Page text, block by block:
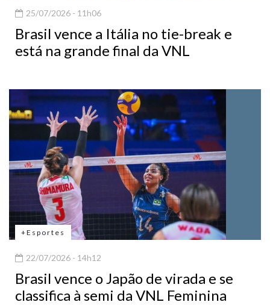
25/07/2026 - 11h06
Brasil vence a Itália no tie-break e
está na grande final da VNL
+Esportes
22/07/2026 - 14h12
Brasil vence o Japão de virada e se
classifica à semi da VNL Feminina